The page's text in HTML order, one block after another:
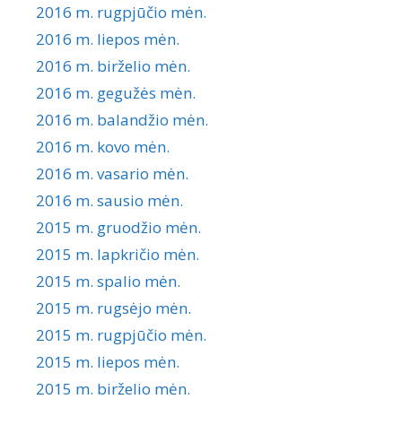
2016 m. rugpjūčio mėn.
2016 m. liepos mėn.
2016 m. birželio mėn.
2016 m. gegužės mėn.
2016 m. balandžio mėn.
2016 m. kovo mėn.
2016 m. vasario mėn.
2016 m. sausio mėn.
2015 m. gruodžio mėn.
2015 m. lapkričio mėn.
2015 m. spalio mėn.
2015 m. rugsėjo mėn.
2015 m. rugpjūčio mėn.
2015 m. liepos mėn.
2015 m. birželio mėn.